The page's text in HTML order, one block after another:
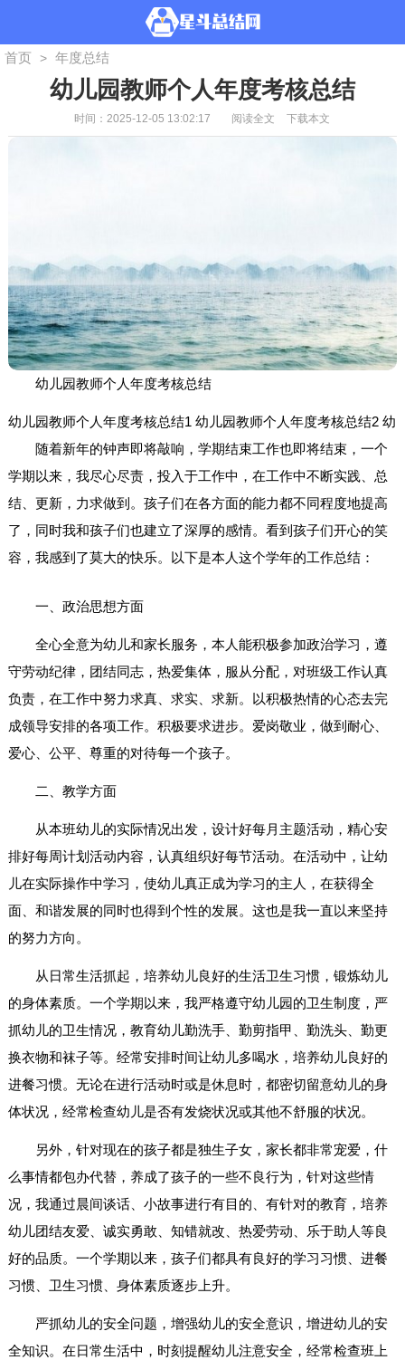
首页 > 年度总结
幼儿园教师个人年度考核总结
时间：2025-12-05 13:02:17 阅读全文 下载本文
幼儿园教师个人年度考核总结
幼儿园教师个人年度考核总结1
随着新年的钟声即将敲响，学期结束工作也即将结束，一个
学期以来，我尽心尽责，投入于工作中，在工作中不断实践、总
结、更新，力求做到。孩子们在各方面的能力都不同程度地提高
了，同时我和孩子们也建立了深厚的感情。看到孩子们开心的笑
容，我感到了莫大的快乐。以下是本人这个学年的工作总结：
一、政治思想方面
全心全意为幼儿和家长服务，本人能积极参加政治学习，遵
守劳动纪律，团结同志，热爱集体，服从分配，对班级工作认真
负责，在工作中努力求真、求实、求新。以积极热情的心态去完
成领导安排的各项工作。积极要求进步。爱岗敬业，做到耐心、
爱心、公平、尊重的对待每一个孩子。
二、教学方面
从本班幼儿的实际情况出发，设计好每月主题活动，精心安
排好每周计划活动内容，认真组织好每节活动。在活动中，让幼
儿在实际操作中学习，使幼儿真正成为学习的主人，在获得全
面、和谐发展的同时也得到个性的发展。这也是我一直以来坚持
的努力方向。
从日常生活抓起，培养幼儿良好的生活卫生习惯，锻炼幼儿
的身体素质。一个学期以来，我严格遵守幼儿园的卫生制度，严
抓幼儿的卫生情况，教育幼儿勤洗手、勤剪指甲、勤洗头、勤更
换衣物和袜子等。经常安排时间让幼儿多喝水，培养幼儿良好的
进餐习惯。无论在进行活动时或是休息时，都密切留意幼儿的身
体状况，经常检查幼儿是否有发烧状况或其他不舒服的状况。
另外，针对现在的孩子都是独生子女，家长都非常宠爱，什
么事情都包办代替，养成了孩子的一些不良行为，针对这些情
况，我通过晨间谈话、小故事进行有目的、有针对的教育，培养
幼儿团结友爱、诚实勇敢、知错就改、热爱劳动、乐于助人等良
好的品质。一个学期以来，孩子们都具有良好的学习习惯、进餐
习惯、卫生习惯、身体素质逐步上升。
严抓幼儿的安全问题，增强幼儿的安全意识，增进幼儿的安
全知识。在日常生活中，时刻提醒幼儿注意安全，经常检查班上
幼儿园教师个人年度考核总结2 幼